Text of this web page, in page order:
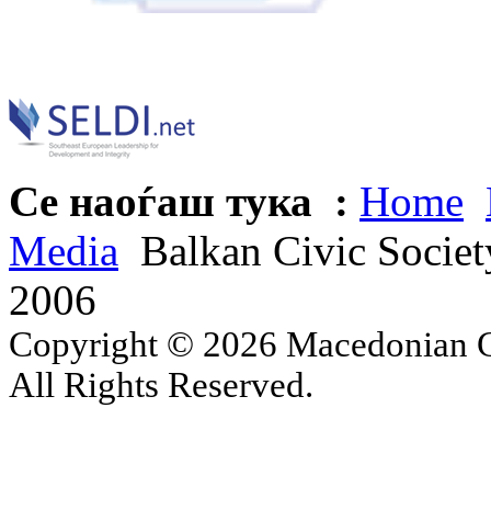
Се наоѓаш тука : Home
Media Balkan Civic
2006
Copyright © 2026 Macedonian
All Rights Reserved.